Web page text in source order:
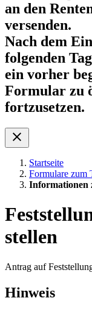
an den
versenden.
Nach dem
folgenden
ein vorher
Formular zu
fortzusetzen.
Startseite
Formulare zum
Informationen
stellen
Antrag auf
Hinweis